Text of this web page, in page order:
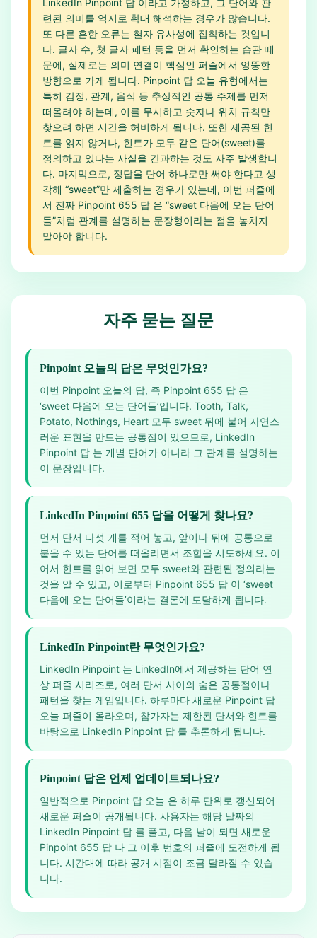
LinkedIn Pinpoint 답 이라고 가정하고, 그 단어와 관
련된 의미를 억지로 확대 해석하는 경우가 많습니다.
또 다른 흔한 오류는 철자 유사성에 집착하는 것입니
다. 글자 수, 첫 글자 패턴 등을 먼저 확인하는 습관 때
문에, 실제로는 의미 연결이 핵심인 퍼즐에서 엉뚱한
방향으로 가게 됩니다. Pinpoint 답 오늘 유형에서는
특히 감정, 관계, 음식 등 추상적인 공통 주제를 먼저
떠올려야 하는데, 이를 무시하고 숫자나 위치 규칙만
찾으려 하면 시간을 허비하게 됩니다. 또한 제공된 힌
트를 읽지 않거나, 힌트가 모두 같은 단어(sweet)를
정의하고 있다는 사실을 간과하는 것도 자주 발생합니
다. 마지막으로, 정답을 단어 하나로만 써야 한다고 생
각해 “sweet”만 제출하는 경우가 있는데, 이번 퍼즐에
서 진짜 Pinpoint 655 답 은 “sweet 다음에 오는 단어
들”처럼 관계를 설명하는 문장형이라는 점을 놓치지
말아야 합니다.
자주 묻는 질문
Pinpoint 오늘의 답은 무엇인가요?
이번 Pinpoint 오늘의 답, 즉 Pinpoint 655 답 은
‘sweet 다음에 오는 단어들’입니다. Tooth, Talk,
Potato, Nothings, Heart 모두 sweet 뒤에 붙어 자연스
러운 표현을 만드는 공통점이 있으므로, LinkedIn
Pinpoint 답 는 개별 단어가 아니라 그 관계를 설명하는
이 문장입니다.
LinkedIn Pinpoint 655 답을 어떻게 찾나요?
먼저 단서 다섯 개를 적어 놓고, 앞이나 뒤에 공통으로
붙을 수 있는 단어를 떠올리면서 조합을 시도하세요. 이
어서 힌트를 읽어 보면 모두 sweet와 관련된 정의라는
것을 알 수 있고, 이로부터 Pinpoint 655 답 이 ‘sweet
다음에 오는 단어들’이라는 결론에 도달하게 됩니다.
LinkedIn Pinpoint란 무엇인가요?
LinkedIn Pinpoint 는 LinkedIn에서 제공하는 단어 연
상 퍼즐 시리즈로, 여러 단서 사이의 숨은 공통점이나
패턴을 찾는 게임입니다. 하루마다 새로운 Pinpoint 답
오늘 퍼즐이 올라오며, 참가자는 제한된 단서와 힌트를
바탕으로 LinkedIn Pinpoint 답 를 추론하게 됩니다.
Pinpoint 답은 언제 업데이트되나요?
일반적으로 Pinpoint 답 오늘 은 하루 단위로 갱신되어
새로운 퍼즐이 공개됩니다. 사용자는 해당 날짜의
LinkedIn Pinpoint 답 를 풀고, 다음 날이 되면 새로운
Pinpoint 655 답 나 그 이후 번호의 퍼즐에 도전하게 됩
니다. 시간대에 따라 공개 시점이 조금 달라질 수 있습
니다.